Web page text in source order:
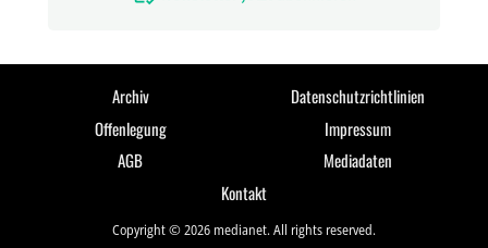
Archiv
Datenschutzrichtlinien
Offenlegung
Impressum
AGB
Mediadaten
Kontakt
Copyright © 2026 medianet. All rights reserved.